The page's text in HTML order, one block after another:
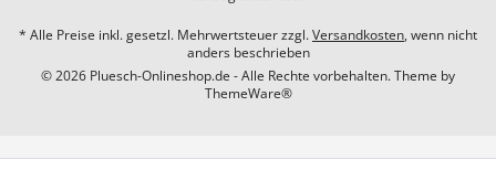
* Alle Preise inkl. gesetzl. Mehrwertsteuer zzgl.Versandkosten, wenn nicht
anders beschrieben
© 2026 Pluesch-Onlineshop.de - Alle Rechte vorbehalten. Theme by
ThemeWare®